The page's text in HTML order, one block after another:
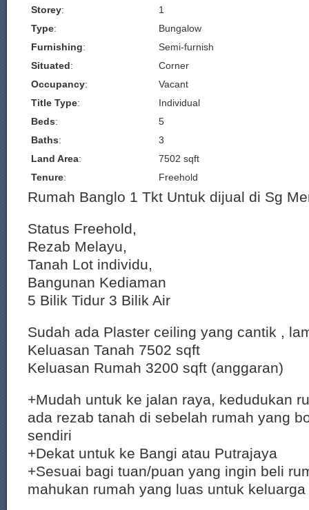
Storey:
1
Type:
Bungalow
Furnishing:
Semi-furnish
Situated:
Corner
Occupancy:
Vacant
Title Type:
Individual
Beds:
5
Baths:
3
Land Area:
7502 sqft
Tenure: Freehold
Rumah Banglo 1 Tkt Untuk dijual di Sg
Status Freehold,
Rezab Melayu,
Tanah Lot individu,
Bangunan Kediaman
5 Bilik Tidur 3 Bilik Air
Sudah ada Plaster ceiling yang cantik ,
Keluasan Tanah 7502 sqft
Keluasan Rumah 3200 sqft (anggaran)
+Mudah untuk ke jalan raya, kedudukan
ada rezab tanah di sebelah rumah yang
sendiri
+Dekat untuk ke Bangi atau Putrajaya
+Sesuai bagi tuan/puan yang ingin beli
mahukan rumah yang luas untuk keluarga